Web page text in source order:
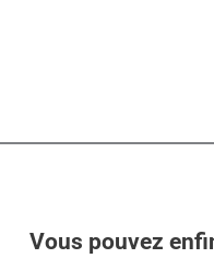
Vous pouvez